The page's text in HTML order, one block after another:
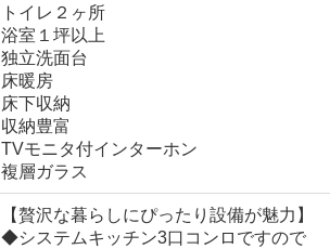
トイレ２ヶ所
浴室１坪以上
独立洗面台
床暖房
床下収納
収納豊富
TVモニタ付インターホン
複層ガラス
【贅沢な暮らしにぴったり設備が魅力】
◆システムキッチン3口コンロですので